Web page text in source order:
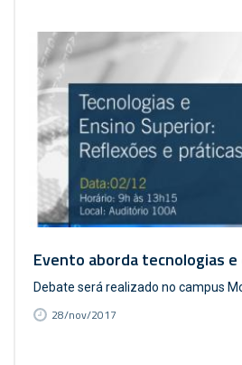
Evento aborda tecnologias
Debate será realizado no campus
28/nov/2017